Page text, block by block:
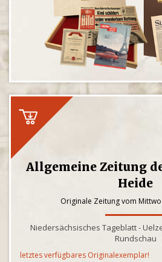
Allgemeine Zeitung
Heide
Originale Zeitung vom
Niedersächsisches Tageblatt -
Rundschau
letztes verfügbares Originalexemplar!